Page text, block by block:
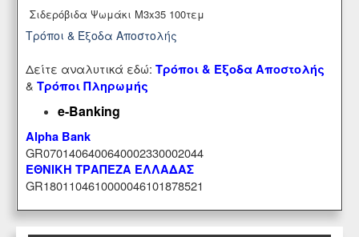
Σιδερόβιδα Ψωμάκι Μ3x35 100τεμ
Τρόποι & Έξοδα Αποστολής
Δείτε αναλυτικά εδώ: Τρόποι & Έξοδα Αποστολής
& Τρόποι Πληρωμής
e-Banking
Alpha Bank
GR0701406400640002330002044
ΕΘΝΙΚΗ ΤΡΑΠΕΖΑ ΕΛΛΑΔΑΣ
GR1801104610000046101878521